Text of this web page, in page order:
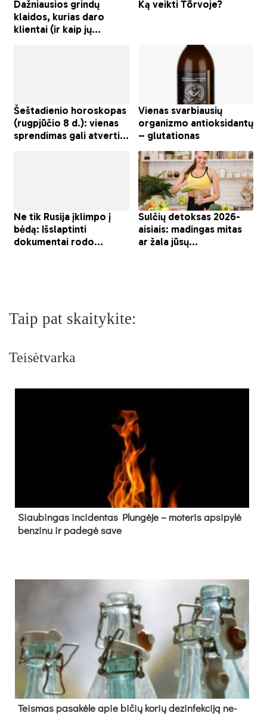
Taip pat skaitykite:
Teisėtvarka
Siau­bin­gas in­ci­den­tas Plun­gė­je – mo­te­ris ap­si­py­lė
ben­zi­nu ir pa­de­gė sa­ve
Teis­mas pa­sa­kė­le apie bi­čių ko­rių de­zin­fek­ci­ją ne­